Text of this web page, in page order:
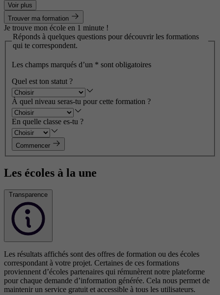
Voir plus
Trouver ma formation
Je trouve mon école en 1 minute !
Réponds à quelques questions pour découvrir les formations
qui te correspondent.
Les champs marqués d’un * sont obligatoires
Quel est ton statut ?
À quel niveau seras-tu pour cette formation ?
En quelle classe es-tu ?
Commencer
Les écoles à la une
Transparence
Les résultats affichés sont des offres de formation ou des écoles
correspondant à votre projet. Certaines de ces formations
proviennent d’écoles partenaires qui rémunèrent notre plateforme
pour chaque demande d’information générée. Cela nous permet de
maintenir un service gratuit et accessible à tous les utilisateurs.